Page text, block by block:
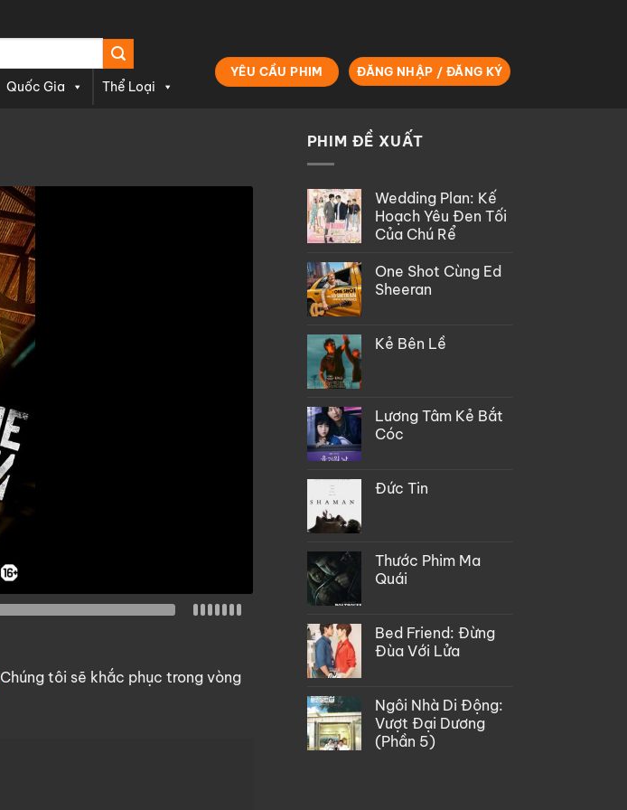
Quốc Gia Thể Loại
YÊU CẦU PHIM ĐĂNG NHẬP / ĐĂNG KÝ
Chúng tôi sẽ khắc phục trong vòng
PHIM ĐỀ XUẤT
Wedding Plan: Kế
Hoạch Yêu Đen Tối
Của Chú Rể
One Shot Cùng Ed
Sheeran
Kẻ Bên Lề
Lương Tâm Kẻ Bắt
Cóc
Đức Tin
Thước Phim Ma
Quái
Bed Friend: Đừng
Đùa Với Lửa
Ngôi Nhà Di Động:
Vượt Đại Dương
(Phần 5)